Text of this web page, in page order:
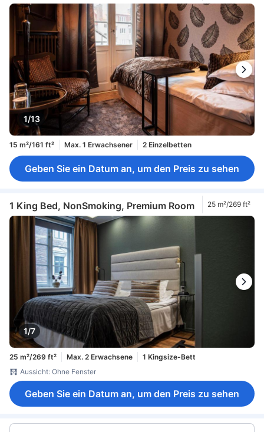
1/13
15 m²/161 ft² Max. 1 Erwachsener 2 Einzelbetten
Geben Sie ein Datum an, um den Preis zu sehen
1 King Bed, NonSmoking, Premium Room 25 m²/269 ft²
1/7
25 m²/269 ft² Max. 2 Erwachsene
1 Kingsize-Bett
Aussicht: Ohne Fenster
Geben Sie ein Datum an, um den Preis zu sehen